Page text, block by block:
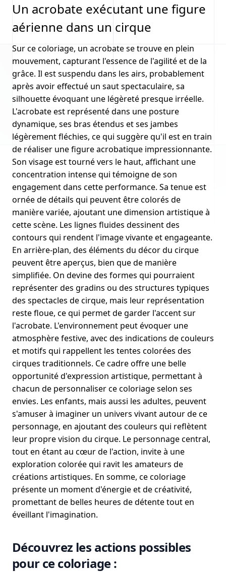
Un acrobate exécutant une figure
aérienne dans un cirque
Sur ce coloriage, un acrobate se trouve en plein
mouvement, capturant l'essence de l'agilité et de la
grâce. Il est suspendu dans les airs, probablement
après avoir effectué un saut spectaculaire, sa
silhouette évoquant une légèreté presque irréelle.
L'acrobate est représenté dans une posture
dynamique, ses bras étendus et ses jambes
légèrement fléchies, ce qui suggère qu'il est en train
de réaliser une figure acrobatique impressionnante.
Son visage est tourné vers le haut, affichant une
concentration intense qui témoigne de son
engagement dans cette performance. Sa tenue est
ornée de détails qui peuvent être colorés de
manière variée, ajoutant une dimension artistique à
cette scène. Les lignes fluides dessinent des
contours qui rendent l'image vivante et engageante.
En arrière-plan, des éléments du décor du cirque
peuvent être aperçus, bien que de manière
simplifiée. On devine des formes qui pourraient
représenter des gradins ou des structures typiques
des spectacles de cirque, mais leur représentation
reste floue, ce qui permet de garder l'accent sur
l'acrobate. L'environnement peut évoquer une
atmosphère festive, avec des indications de couleurs
et motifs qui rappellent les tentes colorées des
cirques traditionnels. Ce cadre offre une belle
opportunité d'expression artistique, permettant à
chacun de personnaliser ce coloriage selon ses
envies. Les enfants, mais aussi les adultes, peuvent
s'amuser à imaginer un univers vivant autour de ce
personnage, en ajoutant des couleurs qui reflètent
leur propre vision du cirque. Le personnage central,
tout en étant au cœur de l'action, invite à une
exploration colorée qui ravit les amateurs de
créations artistiques. En somme, ce coloriage
présente un moment d'énergie et de créativité,
promettant de belles heures de détente tout en
éveillant l'imagination.
Découvrez les actions possibles
pour ce coloriage :